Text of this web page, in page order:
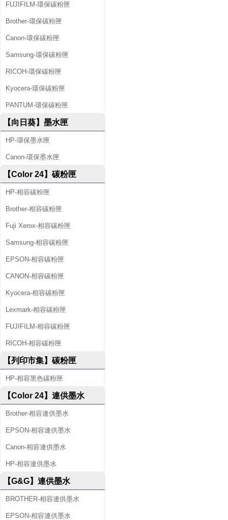
FUJIFILM-環保碳粉匣
Brother-環保碳粉匣
Canon-環保碳粉匣
Samsung-環保碳粉匣
RICOH-環保碳粉匣
Kyocera-環保碳粉匣
PANTUM-環保碳粉匣
【向日葵】墨水匣
HP-環保墨水匣
Canon-環保墨水匣
【Color 24】碳粉匣
HP-相容碳粉匣
Brother-相容碳粉匣
Fuji Xerox-相容碳粉匣
Samsung-相容碳粉匣
EPSON-相容碳粉匣
CANON-相容碳粉匣
Kyocera-相容碳粉匣
Lexmark-相容碳粉匣
FUJIFILM-相容碳粉匣
RICOH-相容碳粉匣
【列印市集】碳粉匣
HP-相容黑色碳粉匣
【Color 24】連供墨水
Brother-相容連供墨水
EPSON-相容連供墨水
Canon-相容連供墨水
HP-相容連供墨水
【G&G】連供墨水
BROTHER-相容連供墨水
EPSON-相容連供墨水